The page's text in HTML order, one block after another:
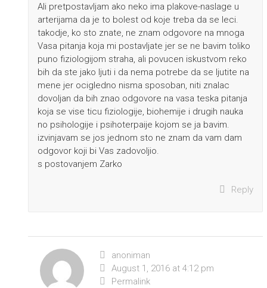
Ali pretpostavljam ako neko ima plakove-naslage u
arterijama da je to bolest od koje treba da se leci.
takodje, ko sto znate, ne znam odgovore na mnoga
Vasa pitanja koja mi postavljate jer se ne bavim toliko
puno fiziologijom straha, ali povucen iskustvom reko
bih da ste jako ljuti i da nema potrebe da se ljutite na
mene jer ocigledno nisma sposoban, niti znalac
dovoljan da bih znao odgovore na vasa teska pitanja
koja se vise ticu fiziologije, biohemije i drugih nauka
no psihologije i psihoterpaije kojom se ja bavim.
izvinjavam se jos jednom sto ne znam da vam dam
odgovor koji bi Vas zadovoljio.
s postovanjem Zarko
Reply
anoniman
August 1, 2016 at 4:12 pm
Permalink